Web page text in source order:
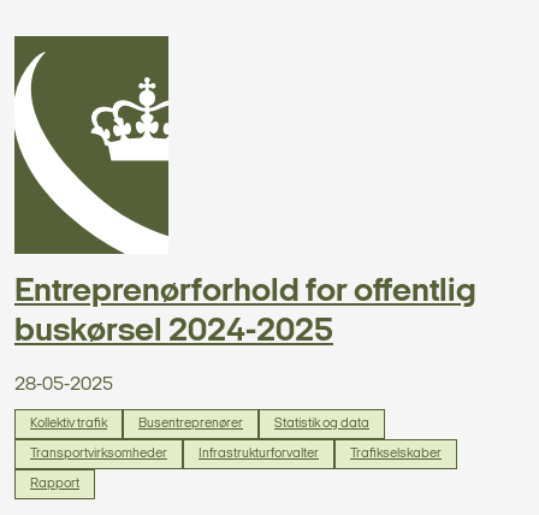
Entreprenørforhold for offentlig
buskørsel 2024-2025
28-05-2025
Kollektiv trafik Busentreprenører Statistik og data
Transportvirksomheder Infrastrukturforvalter Trafikselskaber
Rapport